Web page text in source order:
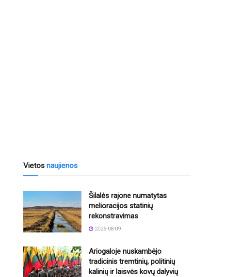
Vietos naujienos
Šilalės rajone numatytas
melioracijos statinių
rekonstravimas
2026-08-09
Ariogaloje nuskambėjo
tradicinis tremtinių, politinių
kalinių ir laisvės kovų dalyvių